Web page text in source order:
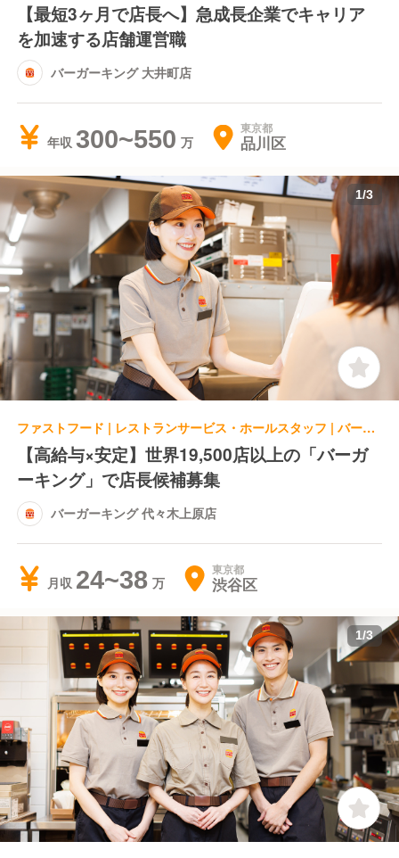
【最短3ヶ月で店長へ】急成長企業でキャリア
を加速する店舗運営職
バーガーキング 大井町店
年収 300~550 東京都
品川区
1/3
ファストフード | レストランサービス・ホールスタッフ | バーガーキング 代々木上原店
【高給与×安定】世界19,500店以上の「バーガ
ーキング」で店長候補募集
バーガーキング 代々木上原店
月収 24~38 東京都
渋谷区
1/3